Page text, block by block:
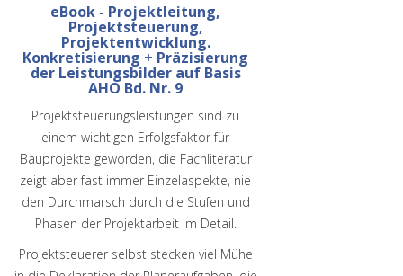
eBook - Projektleitung,
Projektsteuerung,
Projektentwicklung.
Konkretisierung + Präzisierung
der Leistungsbilder auf Basis
AHO Bd. Nr. 9
Projektsteuerungsleistungen sind zu
einem wichtigen Erfolgsfaktor für
Bauprojekte geworden, die Fachliteratur
zeigt aber fast immer Einzelaspekte, nie
den Durchmarsch durch die Stufen und
Phasen der Projektarbeit im Detail.
Projektsteuerer selbst stecken viel Mühe